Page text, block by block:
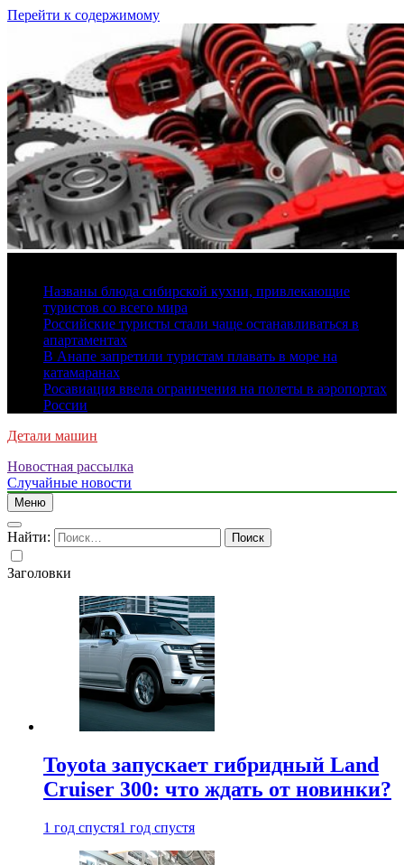
Перейти к содержимому
Названы блюда сибирской кухни, привлекающие
туристов со всего мира
Российские туристы стали чаще останавливаться в
апартаментах
В Анапе запретили туристам плавать в море на
катамаранах
Росавиация ввела ограничения на полеты в аэропортах
России
Детали машин
Новостная рассылка
Случайные новости
Меню
Найти:
Заголовки
Toyota запускает гибридный Land
Cruiser 300: что ждать от новинки?
1 год спустя1 год спустя